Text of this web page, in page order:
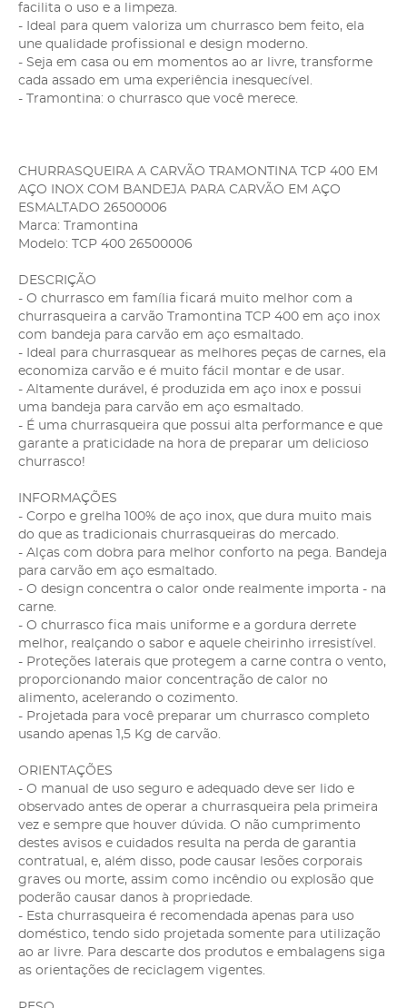
facilita o uso e a limpeza.
- Ideal para quem valoriza um churrasco bem feito, ela
une qualidade profissional e design moderno.
- Seja em casa ou em momentos ao ar livre, transforme
cada assado em uma experiência inesquecível.
- Tramontina: o churrasco que você merece.
CHURRASQUEIRA A CARVÃO TRAMONTINA TCP 400 EM
AÇO INOX COM BANDEJA PARA CARVÃO EM AÇO
ESMALTADO 26500006
Marca: Tramontina
Modelo: TCP 400 26500006
DESCRIÇÃO
- O churrasco em família ficará muito melhor com a
churrasqueira a carvão Tramontina TCP 400 em aço inox
com bandeja para carvão em aço esmaltado.
- Ideal para churrasquear as melhores peças de carnes, ela
economiza carvão e é muito fácil montar e de usar.
- Altamente durável, é produzida em aço inox e possui
uma bandeja para carvão em aço esmaltado.
- É uma churrasqueira que possui alta performance e que
garante a praticidade na hora de preparar um delicioso
churrasco!
INFORMAÇÕES
- Corpo e grelha 100% de aço inox, que dura muito mais
do que as tradicionais churrasqueiras do mercado.
- Alças com dobra para melhor conforto na pega. Bandeja
para carvão em aço esmaltado.
- O design concentra o calor onde realmente importa - na
carne.
- O churrasco fica mais uniforme e a gordura derrete
melhor, realçando o sabor e aquele cheirinho irresistível.
- Proteções laterais que protegem a carne contra o vento,
proporcionando maior concentração de calor no
alimento, acelerando o cozimento.
- Projetada para você preparar um churrasco completo
usando apenas 1,5 Kg de carvão.
ORIENTAÇÕES
- O manual de uso seguro e adequado deve ser lido e
observado antes de operar a churrasqueira pela primeira
vez e sempre que houver dúvida. O não cumprimento
destes avisos e cuidados resulta na perda de garantia
contratual, e, além disso, pode causar lesões corporais
graves ou morte, assim como incêndio ou explosão que
poderão causar danos à propriedade.
- Esta churrasqueira é recomendada apenas para uso
doméstico, tendo sido projetada somente para utilização
ao ar livre. Para descarte dos produtos e embalagens siga
as orientações de reciclagem vigentes.